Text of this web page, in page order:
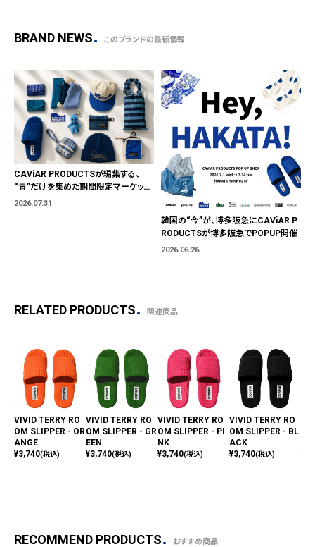
BRAND NEWS このブランドの最新情報
CAViAR PRODUCTSが編集する、
“青”だけを集めた期間限定マーケット
「BLUE MARKET」が横浜に。ブランド
2026.07.31
韓国の“今”が、博多阪急にCAViAR P
RODUCTSが博多阪急でPOPUP開催
2026.06.26
RELATED PRODUCTS 関連商品
VIVID TERRY RO
OM SLIPPER - OR
ANGE
¥3,740(税込)
VIVID TERRY RO
OM SLIPPER - GR
EEN
¥3,740(税込)
VIVID TERRY RO
OM SLIPPER - PI
NK
¥3,740(税込)
VIVID TERRY RO
OM SLIPPER - BL
ACK
¥3,740(税込)
RECOMMEND PRODUCTS おすすめ商品